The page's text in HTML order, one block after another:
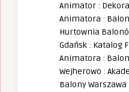
Animator :
Animatora :
Hurtownia
Gdańsk : Katalog
Animatora :
Wejherowo :
Balony Warszawa